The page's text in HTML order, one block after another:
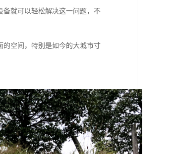
备就可以轻松解决这一问题，不
的空间，特别是如今的大城市寸